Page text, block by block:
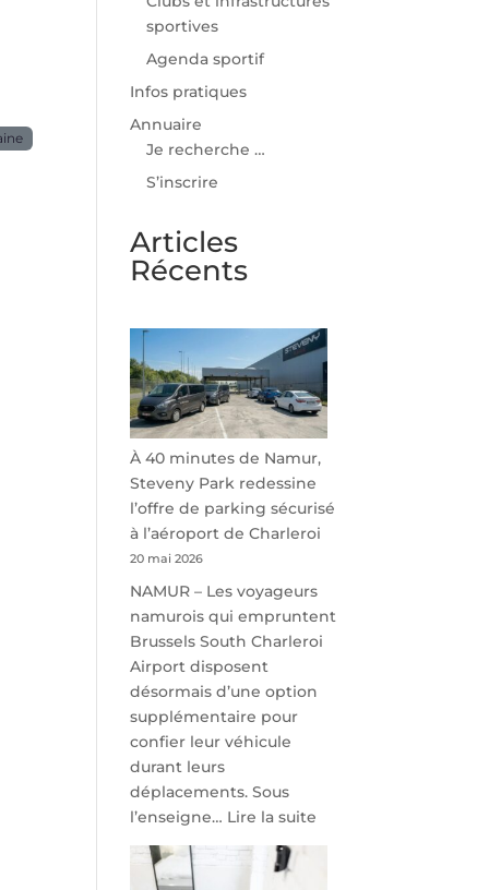
sportives
Agenda sportif
Infos pratiques
Annuaire
Je recherche …
S’inscrire
Articles
Récents
À 40 minutes de Namur,
Steveny Park redessine
l’offre de parking sécurisé
à l’aéroport de Charleroi
20 mai 2026
NAMUR – Les voyageurs
namurois qui empruntent
Brussels South Charleroi
Airport disposent
désormais d’une option
supplémentaire pour
confier leur véhicule
durant leurs
déplacements. Sous
l’enseigne… Lire la suite